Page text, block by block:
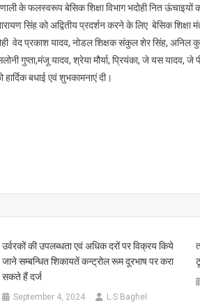
अधिकारी
भदोही
भूपेंद्र
नारायण
सिंह
मंत्री
सिंह ने
सम्मानित
के फलस्वरूप बेसिक शिक्षा विभाग भदोही नित
सिंह को अद्वितीय प्रदर्शन करने के लिए बेसिक शिक्षा
वेद प्रकाश यादव, नोडल शिक्षक संकुल शेर सिंह, अनिल
गुप्ता,मंजू यादव, श्रेया मौर्या, प्रियंका, जे यस यादव, जे
बधाई एवं शुभकामनाएं दी।
उर्वरकों की उपलब्धता एवं अधिक दरों पर विक्रय किये
जाने सम्बन्धित शिकायतें कन्ट्रोल रूम दूरभाष पर करा
सकते हैं दर्ज
September 4, 2024 L.S Baghel